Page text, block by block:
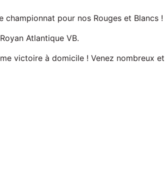
championnat pour nos Rouges et Blancs !
Atlantique VB.
victoire à domicile ! Venez nombreux